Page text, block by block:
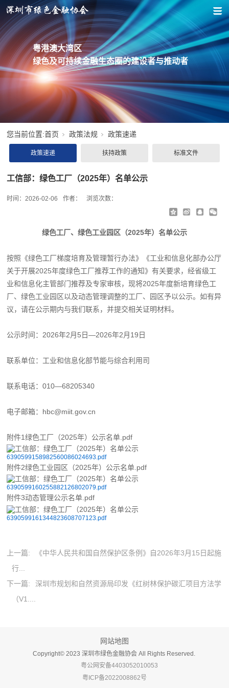
粤港澳大湾区
绿色及可持续金融生态圈的建设者与推动者
您当前位置:首页 政策法规 政策速递
政策速递 扶持政策 标准文件
工信部：绿色工厂（2025年）名单公示
时间： 2026-02-06 作者： 浏览次数：
绿色工厂、绿色工业园区（2025年）名单公示
按照《绿色工厂梯度培育及管理暂行办法》《工业和信息化部办公厅
关于开展2025年度绿色工厂推荐工作的通知》有关要求，经省级工
业和信息化主管部门推荐及专家审核，现将2025年度新培育绿色工
厂、绿色工业园区以及动态管理调整的工厂、园区予以公示。如有异
议，请在公示期内与我们联系，并提交相关证明材料。
公示时间：2026年2月5日—2026年2月19日
联系单位：工业和信息化部节能与综合利用司
联系电话：010—68205340
电子邮箱：hbc@miit.gov.cn
附件1绿色工厂（2025年）公示名单.pdf
6390599158982560086024693.pdf
附件2绿色工业园区（2025年）公示名单.pdf
6390599160255882126802079.pdf
附件3动态管理公示名单.pdf
6390599161344823608707123.pdf
上一篇:
《中华人民共和国自然保护区条例》自2026年3月15日起施
行...
下一篇:
深圳市规划和自然资源局印发《红树林保护碳汇项目方法学
（V1....
网站地图
Copyright©️ 2023 深圳市绿色金融协会 All Rights Reserved.
粤ICP备2022008862号
粤公网安备4403052010053